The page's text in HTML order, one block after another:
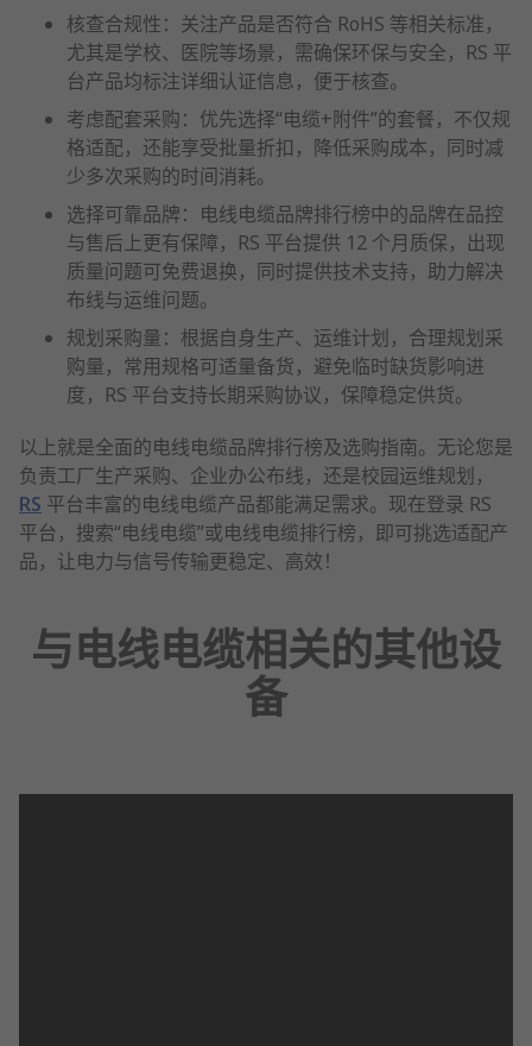
核查合规性：关注产品是否符合 RoHS 等相关标准，
尤其是学校、医院等场景，需确保环保与安全，RS 平
台产品均标注详细认证信息，便于核查。
考虑配套采购：优先选择“电缆+附件”的套餐，不仅规
格适配，还能享受批量折扣，降低采购成本，同时减
少多次采购的时间消耗。
选择可靠品牌：电线电缆品牌排行榜中的品牌在品控
与售后上更有保障，RS 平台提供 12 个月质保，出现
质量问题可免费退换，同时提供技术支持，助力解决
布线与运维问题。
规划采购量：根据自身生产、运维计划，合理规划采
购量，常用规格可适量备货，避免临时缺货影响进
度，RS 平台支持长期采购协议，保障稳定供货。
以上就是全面的电线电缆品牌排行榜及选购指南。无论您是
负责工厂生产采购、企业办公布线，还是校园运维规划，
RS 平台丰富的电线电缆产品都能满足需求。现在登录 RS
平台，搜索“电线电缆”或电线电缆排行榜，即可挑选适配产
品，让电力与信号传输更稳定、高效！
与电线电缆相关的其他设
备